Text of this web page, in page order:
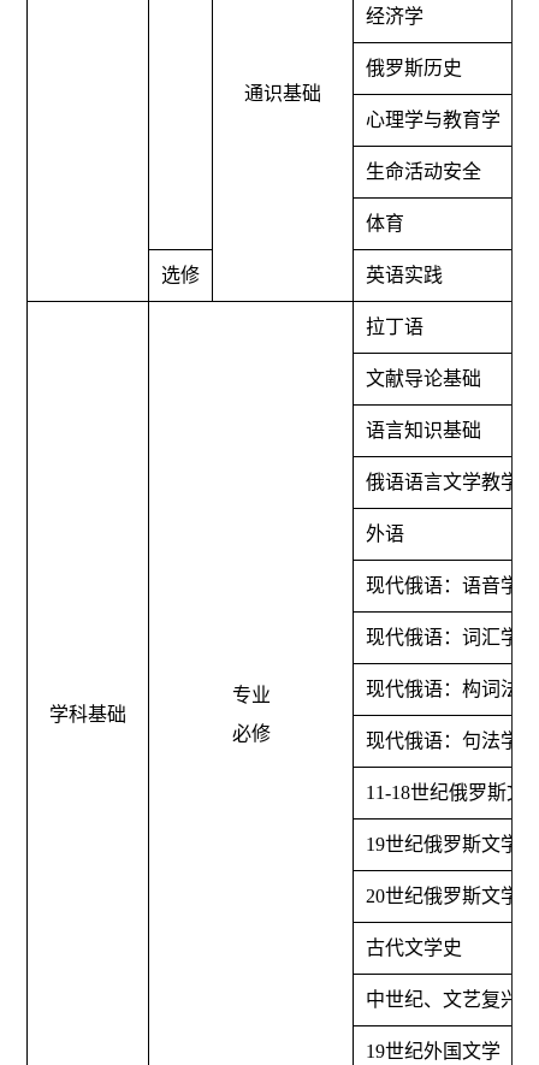
通识基础
经济学
俄罗斯历史
心理学与教育学
生命活动安全
体育
选修 英语实践
学科基础
专业
必修
拉丁语
文献导论基础
语言知识基础
俄语语言文学教学法
外语
现代俄语：语音学
现代俄语：词汇学
现代俄语：构词法
现代俄语：句法学
11-18世纪俄罗斯文
19世纪俄罗斯文学
20世纪俄罗斯文学
古代文学史
中世纪、文艺复兴
19世纪外国文学